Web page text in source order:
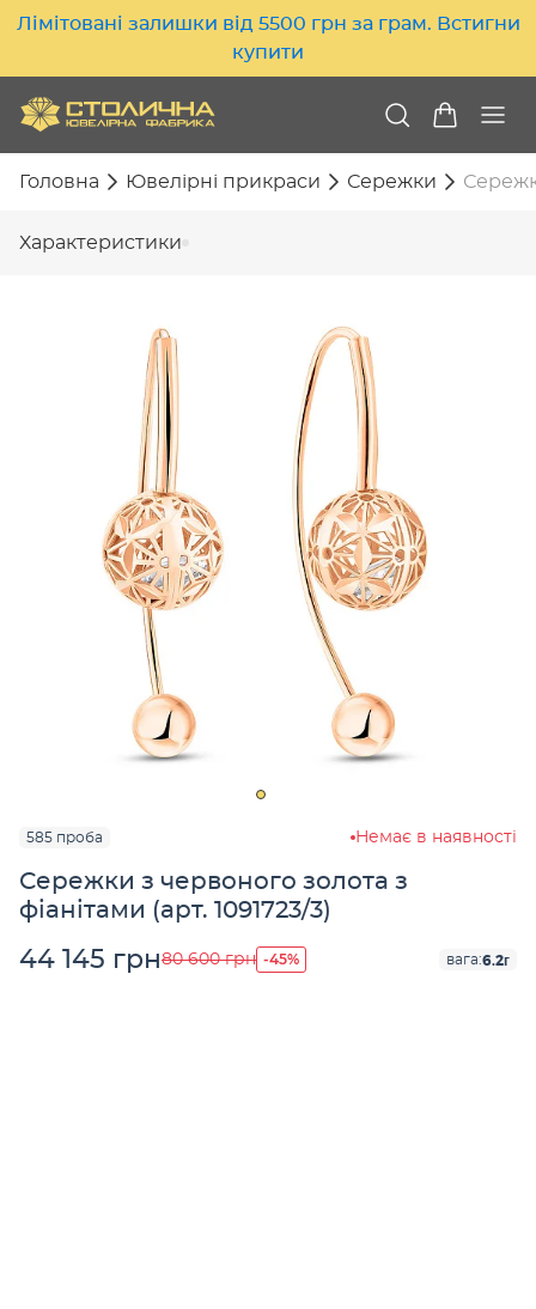
Лімітовані залишки від 5500 грн за грам. Встигни
купити
Головна Ювелірні прикраси Сережки
Характеристики
585 проба Немає в наявності
Сережки з червоного золота з
фіанітами (арт. 1091723/3)
44 145 грн80 600 грн -45% вага:6.2г